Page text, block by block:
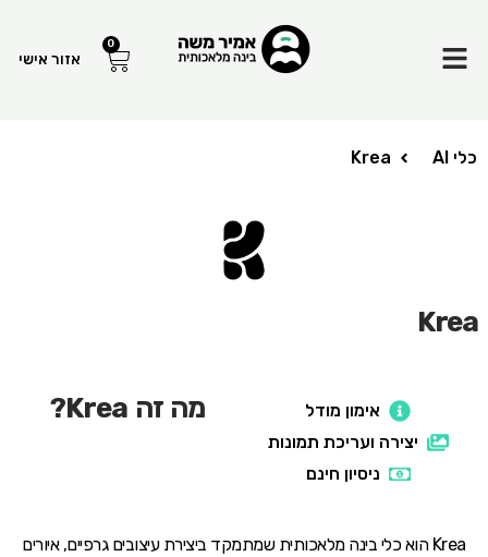
Menu
0עגלת
קניות
אזור אישי
כלי AI Krea
Krea
אימון מודל
יצירה ועריכת תמונות
ניסיון חינם
מה זה Krea?
Krea הוא כלי בינה מלאכותית שמתמקד ביצירת עיצובים גרפיים, איורים